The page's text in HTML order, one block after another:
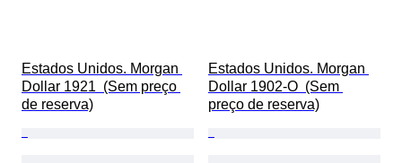
Estados Unidos. Morgan
Dollar 1921  (Sem preço
de reserva)
Estados Unidos. Morgan
Dollar 1902-O  (Sem
preço de reserva)